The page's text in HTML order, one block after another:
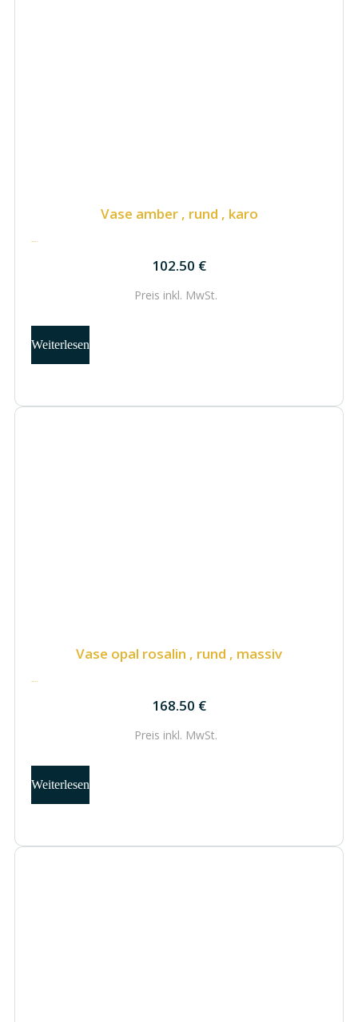
Vase amber , rund , karo
102.50 €
102.50 €
Preis inkl. MwSt.
Weiterlesen
Vase opal rosalin , rund , massiv
168.50 €
168.50 €
Preis inkl. MwSt.
Weiterlesen